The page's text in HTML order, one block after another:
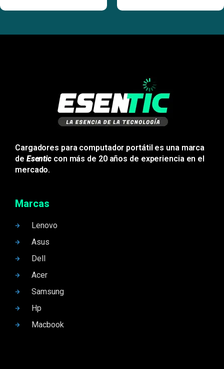
Cargadores para computador portátil es una marca
de Esentic con más de 20 años de experiencia en el
mercado.
Marcas
Lenovo
Asus
Dell
Acer
Samsung
Hp
Macbook